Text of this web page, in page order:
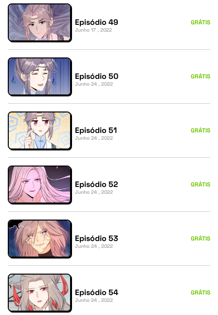
Episódio 49
Junho 17 , 2022
GRÁTIS
Episódio 50
Junho 24 , 2022
GRÁTIS
Episódio 51
Junho 24 , 2022
GRÁTIS
Episódio 52
Junho 24 , 2022
GRÁTIS
Episódio 53
Junho 24 , 2022
GRÁTIS
Episódio 54
Junho 24 , 2022
GRÁTIS